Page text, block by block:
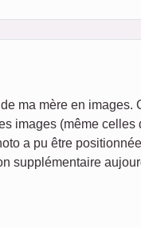
ma mère en
images (même
a pu être
supplémentaire